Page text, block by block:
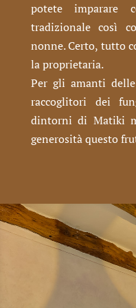
potete imparare
tradizionale così
nonne. Certo, tutto
la proprietaria.
Per gli amanti
raccoglitori dei
dintorni di Matiki
generosità questo